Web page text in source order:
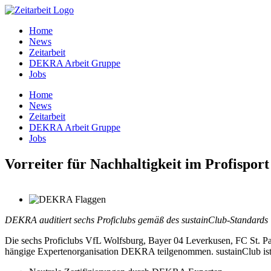
Zum
springenHome
News
Zeit­ar­beit
DEKRA Arbeit Gruppe
Jobs
Home
News
Zeit­ar­beit
DEKRA Arbeit Gruppe
Jobs
Vor­rei­ter für Nach­hal­tig­keit im Profisport
DEKRA audi­tiert sechs Pro­fi­clubs gemäß des sustainClub-Standards
Die sechs Pro­fi­clubs VfL Wolfs­burg, Bay­er 04 Lever­ku­sen, FC St.
hän­gi­ge Exper­ten­or­ga­ni­sa­ti­on DEKRA teil­ge­nom­men. sus­tain­Club